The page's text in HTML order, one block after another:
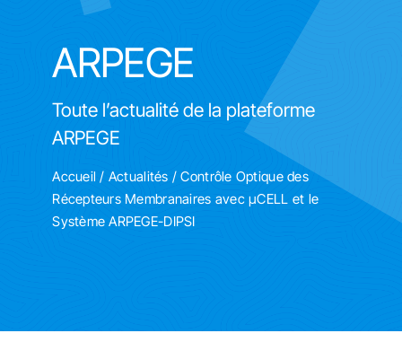
Activités
Equipements & Technologies
R&D
Publications
ARPEGE
Toute l’actualité de la plateforme
ARPEGE
Accueil / Actualités / Contrôle Optique des
Récepteurs Membranaires avec µCELL et le
Système ARPEGE-DIPSI